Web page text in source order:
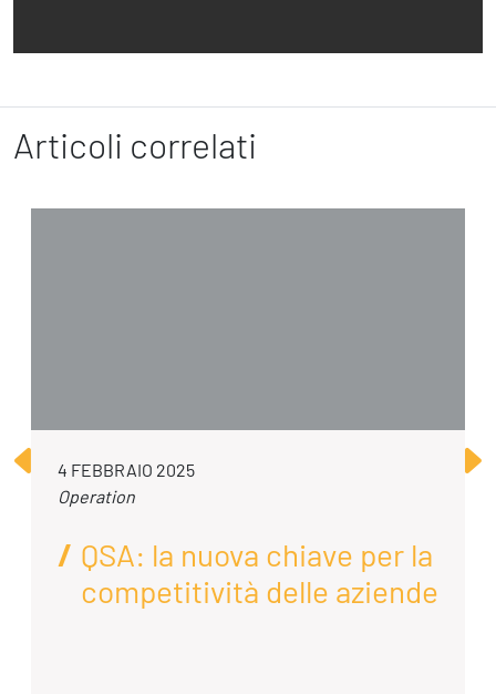
Articoli correlati
4 FEBBRAIO 2025
Operation
QSA: la nuova chiave per la
competitività delle aziende